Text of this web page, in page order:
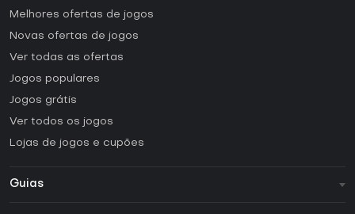
Melhores ofertas de jogos
Novas ofertas de jogos
Ver todas as ofertas
Jogos populares
Jogos grátis
Ver todos os jogos
Lojas de jogos e cupões
Guias